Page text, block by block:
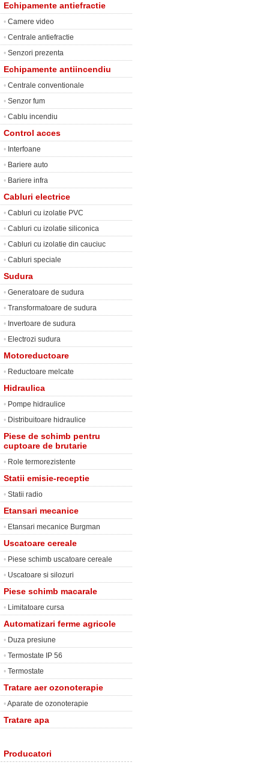
Echipamente antiefractie
• Camere video
• Centrale antiefractie
• Senzori prezenta
Echipamente antiincendiu
• Centrale conventionale
• Senzor fum
• Cablu incendiu
Control acces
• Interfoane
• Bariere auto
• Bariere infra
Cabluri electrice
• Cabluri cu izolatie PVC
• Cabluri cu izolatie siliconica
• Cabluri cu izolatie din cauciuc
• Cabluri speciale
Sudura
• Generatoare de sudura
• Transformatoare de sudura
• Invertoare de sudura
• Electrozi sudura
Motoreductoare
• Reductoare melcate
Hidraulica
• Pompe hidraulice
• Distribuitoare hidraulice
Piese de schimb pentru
cuptoare de brutarie
• Role termorezistente
Statii emisie-receptie
• Statii radio
Etansari mecanice
• Etansari mecanice Burgman
Uscatoare cereale
• Piese schimb uscatoare cereale
• Uscatoare si silozuri
Piese schimb macarale
• Limitatoare cursa
Automatizari ferme agricole
• Duza presiune
• Termostate IP 56
• Termostate
Tratare aer ozonoterapie
•Aparate de ozonoterapie
Tratare apa
Producatori